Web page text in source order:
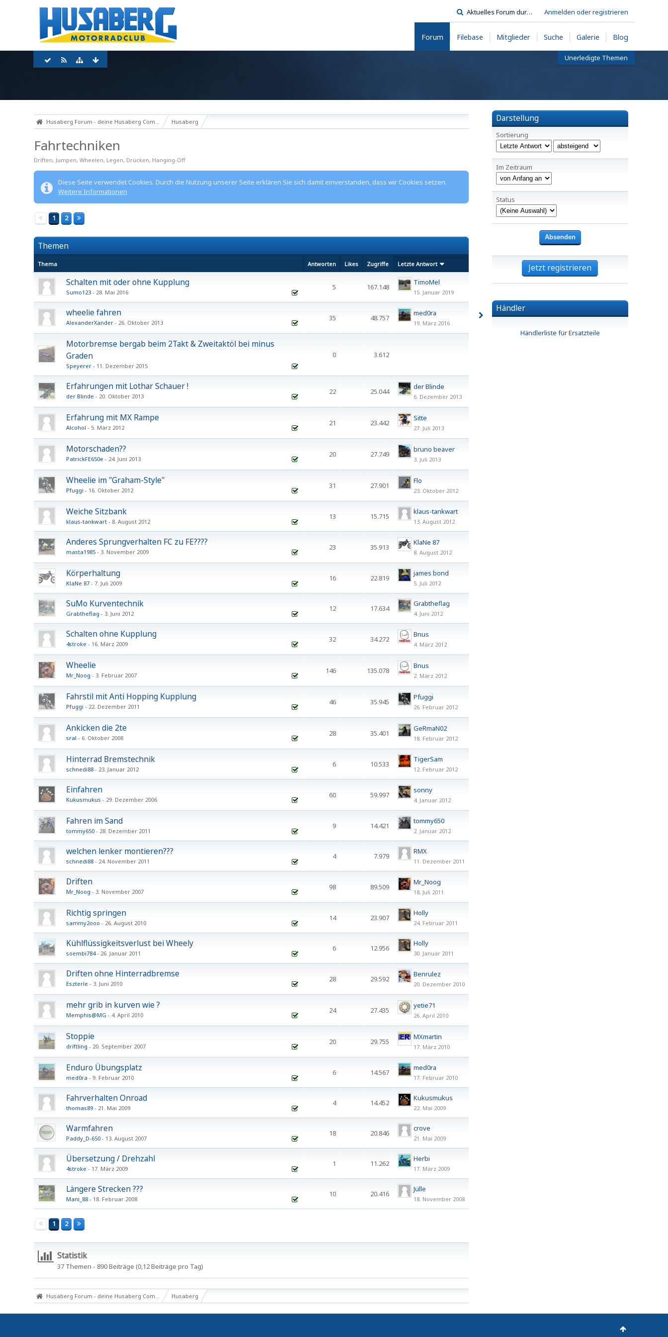
Anmelden oder registrieren
Forum
Unerledigte Themen
Filebase Mitglieder Suche Galerie Blog
Husaberg Forum - deine Husaberg Community Husaberg
Fahrtechniken
Driften, Jumpen, Wheelen, Legen, Drücken, Hanging-Off
Diese Seite verwendet Cookies. Durch die Nutzung unserer Seite erklären Sie sich damit einverstanden, dass wir Cookies setzen.
Weitere Informationen
1 2
Themen
Thema Antworten Likes Zugriffe Letzte Antwort
Schalten mit oder ohne Kupplung
Sumo123 28. Mai 2016
5 167.148
TimoMel
15. Januar 2019
wheelie fahren
AlexanderXander 26. Oktober 2013
35 48.757
med0ra
19. März 2016
Motorbremse bergab beim 2Takt & Zweitaktöl bei minus
Graden
Speyerer 11. Dezember 2015
0 3.612
Erfahrungen mit Lothar Schauer !
der Blinde 20. Oktober 2013
22 25.044
der Blinde
6. Dezember 2013
Erfahrung mit MX Rampe
Alcohol 5. März 2012
21 23.442
Sitte
27. Juli 2013
Motorschaden??
PatrickFE650e 24. Juni 2013
20 27.749
bruno beaver
3. Juli 2013
Wheelie im "Graham-Style"
Pfuggi 16. Oktober 2012
31 27.901
Flo
23. Oktober 2012
Weiche Sitzbank
klaus-tankwart 8. August 2012
13 15.715
klaus-tankwart
13. August 2012
Anderes Sprungverhalten FC zu FE????
masta1985 3. November 2009
23 35.913
KlaNe 87
8. August 2012
Körperhaltung
KlaNe 87 7. Juli 2009
16 22.819
james bond
5. Juli 2012
SuMo Kurventechnik
Grabtheflag 3. Juni 2012
12 17.634
Grabtheflag
4. Juni 2012
Schalten ohne Kupplung
4stroke 16. März 2009
32 34.272
Bnus
4. März 2012
Wheelie
Mr_Noog 3. Februar 2007
146 135.078
Bnus
2. März 2012
Fahrstil mit Anti Hopping Kupplung
Pfuggi 22. Dezember 2011
46 35.945
Pfuggi
26. Februar 2012
Ankicken die 2te
sral 6. Oktober 2008
28 35.401
GeRmaN02
18. Februar 2012
Hinterrad Bremstechnik
schnedi88 23. Januar 2012
6 10.533
TigerSam
12. Februar 2012
Einfahren
Kukusmukus 29. Dezember 2006
60 59.997
sonny
4. Januar 2012
Fahren im Sand
tommy650 28. Dezember 2011
9 14.421
tommy650
2. Januar 2012
welchen lenker montieren???
schnedi88 24. November 2011
4 7.979
RMX
11. Dezember 2011
Driften
Mr_Noog 3. November 2007
98 89.509
Mr_Noog
18. Juli 2011
Richtig springen
sammy2ooo 26. August 2010
14 23.907
Holly
24. Februar 2011
Kühlflüssigkeitsverlust bei Wheely
soembi784 26. Januar 2011
6 12.956
Holly
30. Januar 2011
Driften ohne Hinterradbremse
Eszterle 3. Juni 2010
28 29.592
Benrulez
20. Dezember 2010
mehr grib in kurven wie ?
Memphis@MG 4. April 2010
24 27.435
yetie71
26. April 2010
Stoppie
driftling 20. September 2007
20 29.755
MXmartin
17. März 2010
Enduro Übungsplatz
med0ra 9. Februar 2010
6 14.567
med0ra
17. Februar 2010
Fahrverhalten Onroad
thomas89 21. Mai 2009
4 14.452
Kukusmukus
22. Mai 2009
Warmfahren
Paddy_D-650 13. August 2007
18 20.846
crove
21. Mai 2009
Übersetzung / Drehzahl
4stroke 17. März 2009
1 11.262
Herbi
17. März 2009
Längere Strecken ???
Mani_88 18. Februar 2008
10 20.416
Jülle
18. November 2008
1 2
Statistik
37 Themen - 890 Beiträge (0,12 Beiträge pro Tag)
Husaberg Forum - deine Husaberg Community Husaberg
Darstellung
Sortierung
Im Zeitraum
Status
Jetzt registrieren
Händler
Händlerliste für Ersatzteile